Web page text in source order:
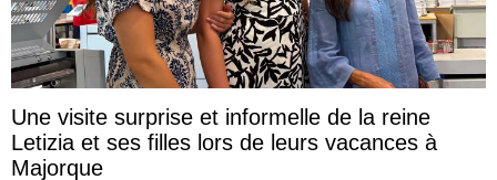
Une visite surprise et informelle de la reine
Letizia et ses filles lors de leurs vacances à
Majorque